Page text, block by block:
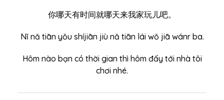
你哪天有时间就哪天来我家玩儿吧。
Nǐ nǎ tiān yǒu shíjiān jiù nǎ tiān lái wǒ jiā wánr ba.
Hôm nào bạn có thời gian thì hôm đấy tới nhà tôi
chơi nhé.